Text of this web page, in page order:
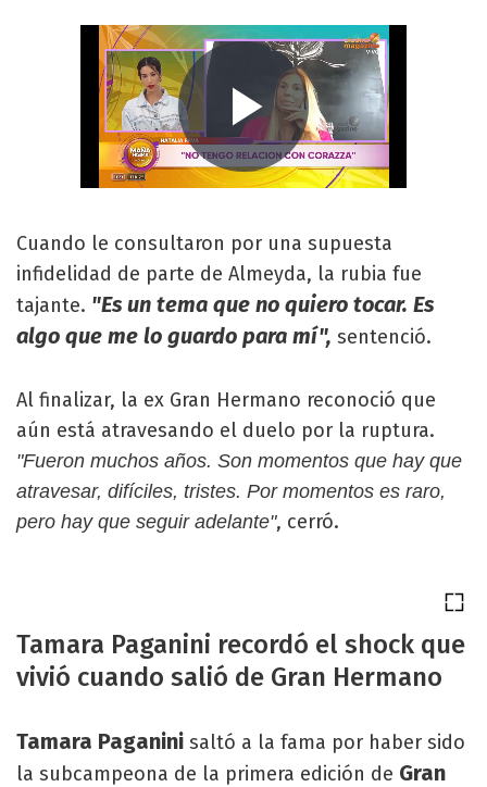
Cuando le consultaron por una supuesta
infidelidad de parte de Almeyda, la rubia fue
tajante. "Es un tema que no quiero tocar. Es
algo que me lo guardo para mí", sentenció.
Al finalizar, la ex Gran Hermano reconoció que
aún está atravesando el duelo por la ruptura.
"Fueron muchos años. Son momentos que hay que
atravesar, difíciles, tristes. Por momentos es raro,
pero hay que seguir adelante", cerró.
Tamara Paganini recordó el shock que
vivió cuando salió de Gran Hermano
Tamara Paganini saltó a la fama por haber sido
la subcampeona de la primera edición de Gran